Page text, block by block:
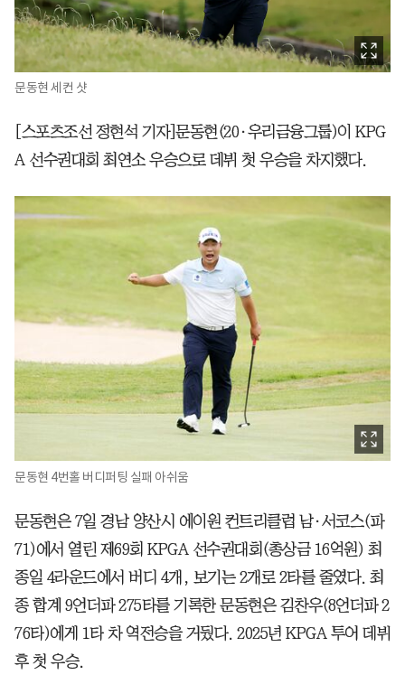
문동현 세컨 샷
[스포츠조선 정현석 기자]문동현(20·우리금융그룹)이 KPG
A 선수권대회 최연소 우승으로 데뷔 첫 우승을 차지했다.
문동현 4번홀 버디퍼팅 실패 아쉬움
문동현은 7일 경남 양산시 에이원 컨트리클럽 남·서코스(파
71)에서 열린 제69회 KPGA 선수권대회(총상금 16억원) 최
종일 4라운드에서 버디 4개, 보기는 2개로 2타를 줄였다. 최
종 합계 9언더파 275타를 기록한 문동현은 김찬우(8언더파 2
76타)에게 1타 차 역전승을 거뒀다. 2025년 KPGA 투어 데뷔
후 첫 우승.